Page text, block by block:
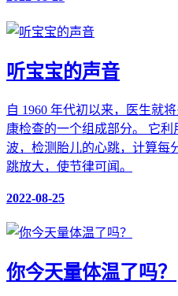
听宝宝的声音
自 1960 年代初以来，医生就
康检查的一个组成部分。 它
波，检测胎儿的心跳，计算每
跳放大，使节律可闻。
2022-08-25
你今天量体温了吗？